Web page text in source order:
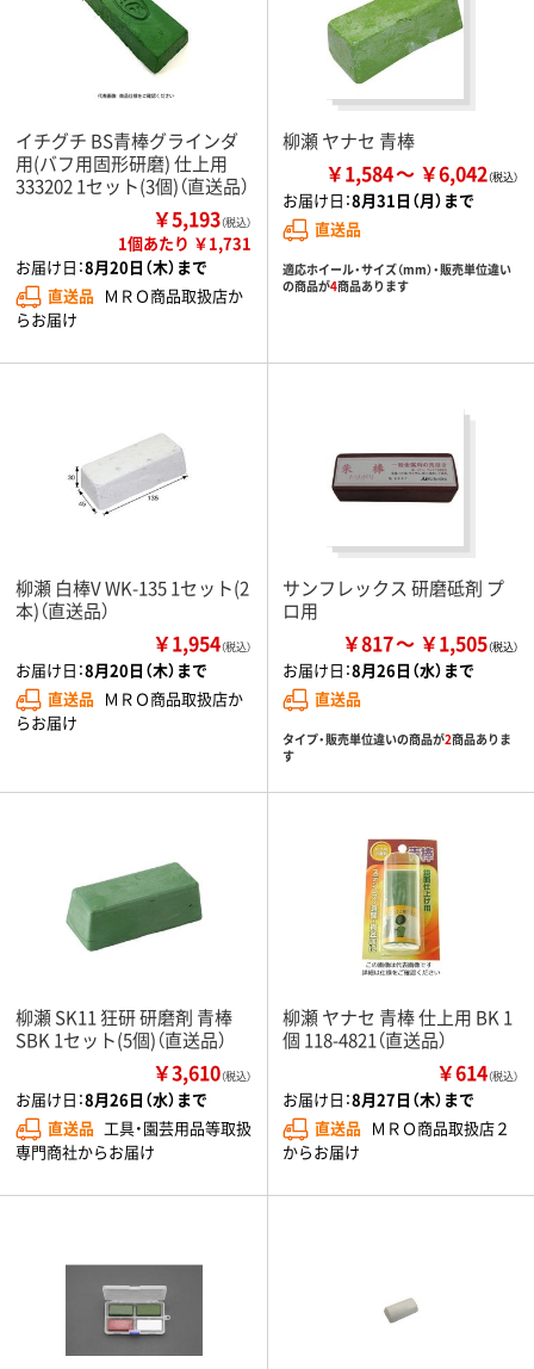
イチグチ BS青棒グラインダ
用(バフ用固形研磨) 仕上用
333202 1セット(3個)（直送品）
￥5,193（税込）
1個あたり ￥1,731
お届け日：8月20日（木）まで
直送品 ＭＲＯ商品取扱店か
らお届け
柳瀬 ヤナセ 青棒
￥1,584 ￥6,042
お届け日：8月31日（月）まで
直送品
適応ホイール・サイズ（mm）・販売単位違い
の商品が4商品あります
柳瀬 白棒V WK-135 1セット(2
本)（直送品）
￥1,954（税込）
お届け日：8月20日（木）まで
直送品 ＭＲＯ商品取扱店か
らお届け
サンフレックス 研磨砥剤 プ
ロ用
￥817 ￥1,505
お届け日：8月26日（水）まで
直送品
タイプ・販売単位違いの商品が2商品ありま
す
柳瀬 SK11 狂研 研磨剤 青棒
SBK 1セット(5個)（直送品）
￥3,610（税込）
お届け日：8月26日（水）まで
直送品 工具・園芸用品等取扱
専門商社からお届け
柳瀬 ヤナセ 青棒 仕上用 BK 1
個 118-4821（直送品）
￥614（税込）
お届け日：8月27日（木）まで
直送品 ＭＲＯ商品取扱店２
からお届け